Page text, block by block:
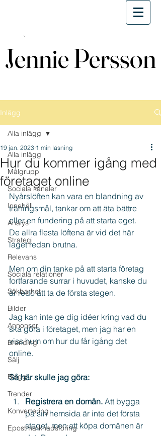
Jennie Persson
Jennie Persson
Inlägg
Alla inlägg
Målgrupp
Sociala kanaler
Innehåll
Analys
Strategi
Relevans
Sociala relationer
Sökbarhet
Bilder
Annonser
Branding
Sälj
Blogg
Trender
Konvertering
Epostmarknadsföring
Alla inlägg
Hur du kommer igång med
företaget online
19 jan. 2023 1 min läsning
Nyårslöften kan vara en blandning av
träningsmål, tankar om att äta bättre
eller en fundering på att starta eget.
De allra flesta löftena är vid det här
laget redan brutna.
Men om din tanke på att starta företag
fortfarande surrar i huvudet, kanske du
är redo att ta de första stegen.
Jag kan inte ge dig idéer kring vad du
ska göra i företaget, men jag har en
viss hum om hur du får igång det
online.
Så här skulle jag göra:
Registrera en domän. Att bygga
på sin hemsida är inte det första
steget, men att köpa domänen är